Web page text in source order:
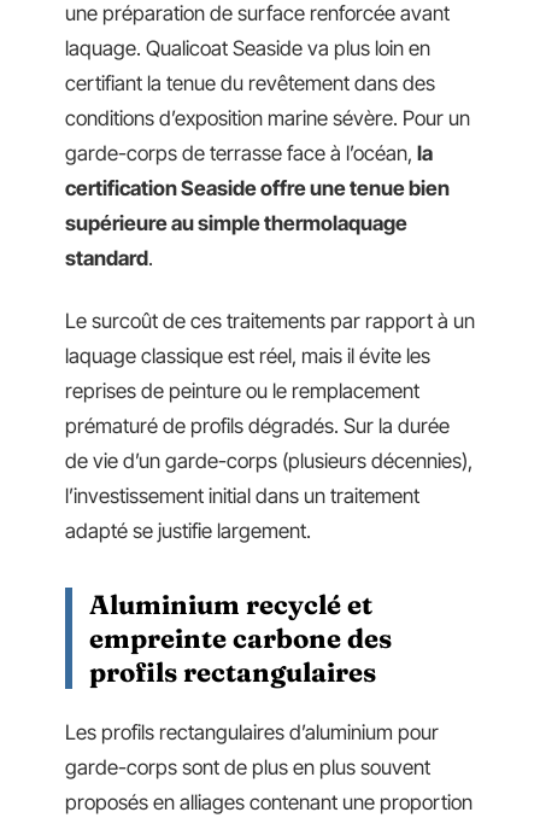
une préparation de surface renforcée avant
laquage. Qualicoat Seaside va plus loin en
certifiant la tenue du revêtement dans des
conditions d’exposition marine sévère. Pour un
garde-corps de terrasse face à l’océan, la
certification Seaside offre une tenue bien
supérieure au simple thermolaquage
standard.
Le surcoût de ces traitements par rapport à un
laquage classique est réel, mais il évite les
reprises de peinture ou le remplacement
prématuré de profils dégradés. Sur la durée
de vie d’un garde-corps (plusieurs décennies),
l’investissement initial dans un traitement
adapté se justifie largement.
Aluminium recyclé et
empreinte carbone des
profils rectangulaires
Les profils rectangulaires d’aluminium pour
garde-corps sont de plus en plus souvent
proposés en alliages contenant une proportion